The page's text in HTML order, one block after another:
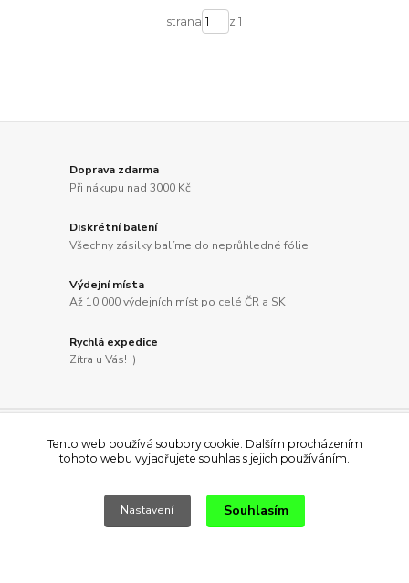
strana z 1
Doprava zdarma
Při nákupu nad 3000 Kč
Diskrétní balení
Všechny zásilky balíme do neprůhledné fólie
Výdejní místa
Až 10 000 výdejních míst po celé ČR a SK
Rychlá expedice
Zítra u Vás! ;)
Zde se můžete přihlásit pro
nabídek
Tento web používá soubory cookie. Dalším procházením
tohoto webu vyjadřujete souhlas s jejich používáním.
Nastavení Souhlasím